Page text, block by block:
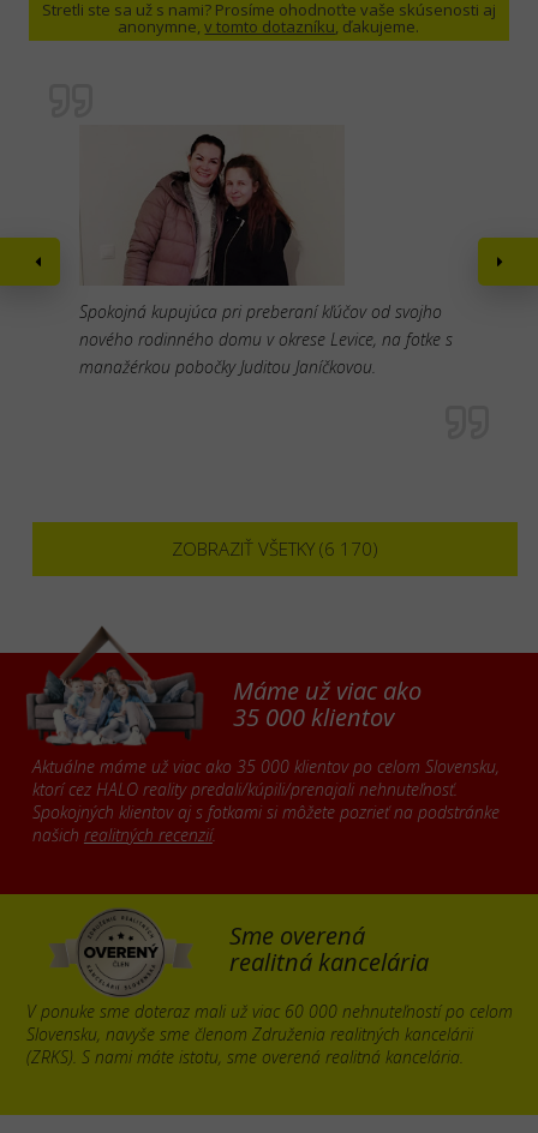
Stretli ste sa už s nami? Prosíme ohodnoťte vaše skúsenosti aj
anonymne,v tomto dotazníku, ďakujeme.
Spokojná kupujúca pri preberaní kľúčov od svojho
nového rodinného domu v okrese Levice, na fotke s
manažérkou pobočky Juditou Janíčkovou.
ZOBRAZIŤ VŠETKY (6 170)
Máme už viac ako
35 000 klientov
Aktuálne máme už viac ako 35 000 klientov po celom Slovensku,
ktorí cez HALO reality predali/kúpili/prenajali nehnuteľnosť.
Spokojných klientov aj s fotkami si môžete pozrieť na podstránke
našich realitných recenzií.
Sme overená
realitná kancelária
V ponuke sme doteraz mali už viac 60 000 nehnuteľností po celom
Slovensku, navyše sme členom Združenia realitných kancelárii
(ZRKS). S nami máte istotu, sme overená realitná kancelária.